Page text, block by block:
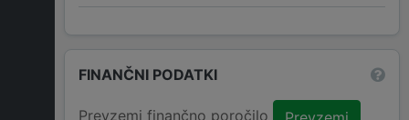
FINANČNI PODATKI
Prevzemi finančno poročilo